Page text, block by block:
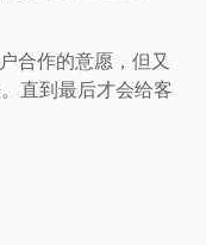
合作的意愿，但又
直到最后才会给客